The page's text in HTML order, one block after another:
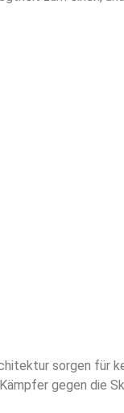
sorgen für
gegen die